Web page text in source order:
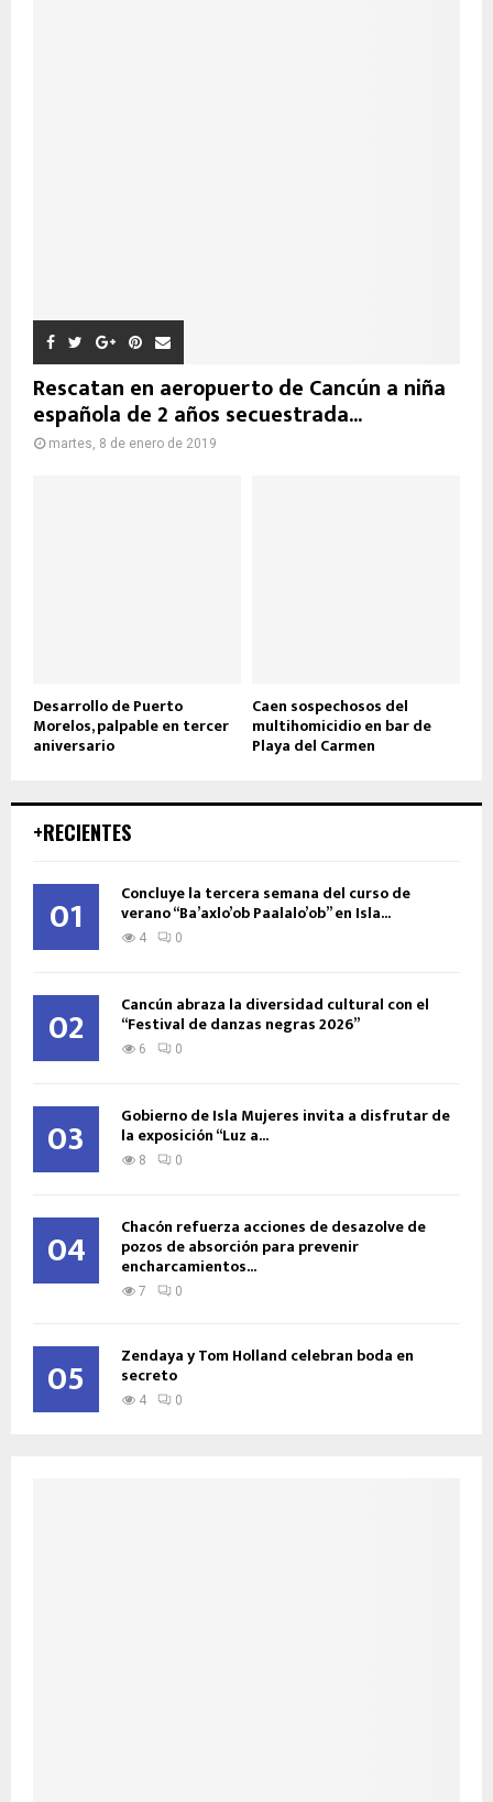
Rescatan en aeropuerto de Cancún a niña
española de 2 años secuestrada...
martes, 8 de enero de 2019
Desarrollo de Puerto
Morelos, palpable en tercer
aniversario
Caen sospechosos del
multihomicidio en bar de
Playa del Carmen
+RECIENTES
01 Concluye la tercera semana del curso de
verano “Ba’axlo’ob Paalalo’ob” en Isla...
4 0
02 Cancún abraza la diversidad cultural con el
“Festival de danzas negras 2026”
6 0
03 Gobierno de Isla Mujeres invita a disfrutar de
la exposición “Luz a...
8 0
04 Chacón refuerza acciones de desazolve de
pozos de absorción para prevenir
encharcamientos...
7 0
05 Zendaya y Tom Holland celebran boda en
secreto
4 0